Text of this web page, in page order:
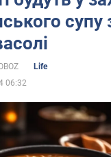
супу
Life
06:32